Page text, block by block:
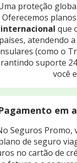
proteção
Oferecemos
internacional que
países, atendendo
(como o
suporte
você
em
Seguros Promo,
de seguro
no cartão de